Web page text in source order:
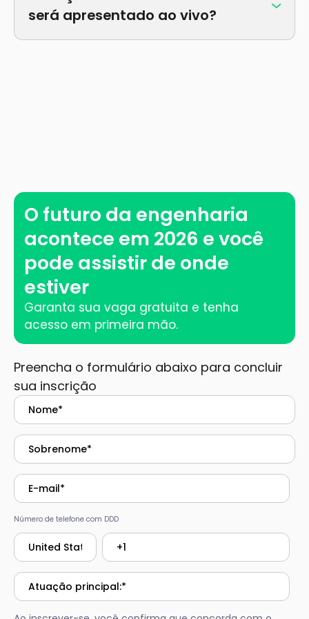
para os inscritos.
será apresentado ao vivo?
O futuro da engenharia
acontece em 2026 e você
pode assistir de onde
estiver
Garanta sua vaga gratuita e tenha
acesso em primeira mão.
Preencha o formulário abaixo para concluir
sua inscrição
Número de telefone com DDD